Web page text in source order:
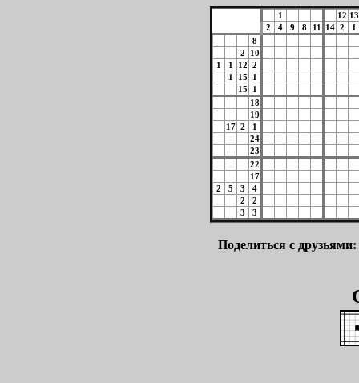
1 12 13
2
4 9 8 11 14 2
1
8
2
10
1
1 12 2
1
15
1
15
1
18
19
17 2
1
24
23
22
17
2
5 3
4
2
2
3
3
Поделиться с друзьями: